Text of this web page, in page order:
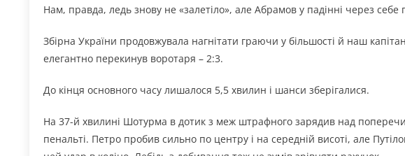
Нам, правда, ледь знову не «залетіло», але Абрамов у падінні через
Збірна України продовжувала нагнітати граючи у більшості й наш
елегантно перекинув воротаря – 2:3.
До кінця основного часу лишалося 5,5 хвилин і шанси зберігалися.
На 37-й хвилині Шотурма в дотик з меж штрафного зарядив над
пенальті. Петро пробив сильно по центру і на середній висоті, але